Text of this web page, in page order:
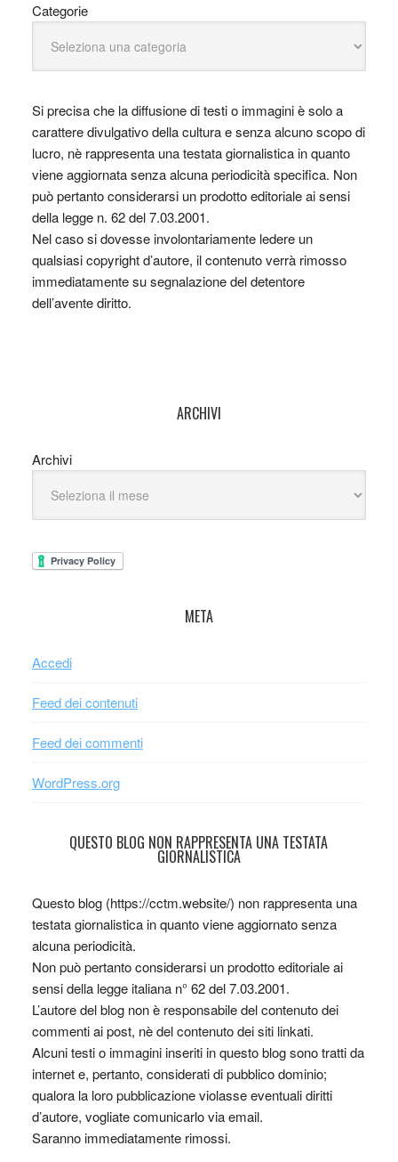
Categorie
Si precisa che la diffusione di testi o immagini è solo a
carattere divulgativo della cultura e senza alcuno scopo di
lucro, nè rappresenta una testata giornalistica in quanto
viene aggiornata senza alcuna periodicità specifica. Non
può pertanto considerarsi un prodotto editoriale ai sensi
della legge n. 62 del 7.03.2001.
Nel caso si dovesse involontariamente ledere un
qualsiasi copyright d’autore, il contenuto verrà rimosso
immediatamente su segnalazione del detentore
dell’avente diritto.
ARCHIVI
Archivi
META
Accedi
Feed dei contenuti
Feed dei commenti
WordPress.org
QUESTO BLOG NON RAPPRESENTA UNA TESTATA
GIORNALISTICA
Questo blog (https://cctm.website/) non rappresenta una
testata giornalistica in quanto viene aggiornato senza
alcuna periodicità.
Non può pertanto considerarsi un prodotto editoriale ai
sensi della legge italiana n° 62 del 7.03.2001.
L’autore del blog non è responsabile del contenuto dei
commenti ai post, nè del contenuto dei siti linkati.
Alcuni testi o immagini inseriti in questo blog sono tratti da
internet e, pertanto, considerati di pubblico dominio;
qualora la loro pubblicazione violasse eventuali diritti
d’autore, vogliate comunicarlo via email.
Saranno immediatamente rimossi.